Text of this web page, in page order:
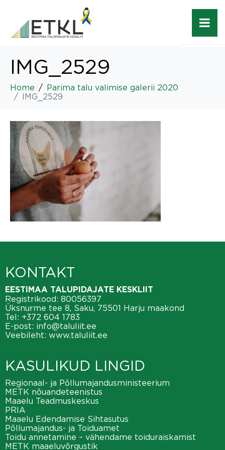
IMG_2529
Home
Parima talu valimise galerii 2020
IMG_2529
KONTAKT
EESTIMAA TALUPIDAJATE KESKLIIT
Registrikood: 80056397
Üksnurme tee 8, Saku, 75501 Harju maakond
Tel: +372 604 1783
E-post: info@taluliit.ee
Veebileht: www.taluliit.ee
KASULIKUD LINGID
Regionaal- ja Põllumajandusministeerium
METK nõuandeteenistus
Maaelu Teadmuskeskus
PRIA
Maaelu Edendamise Sihtasutus
Põllumajandus- ja Toiduamet
Toidu annetamine – vähendame toiduraiskamist
METK maaeluvõrgustik